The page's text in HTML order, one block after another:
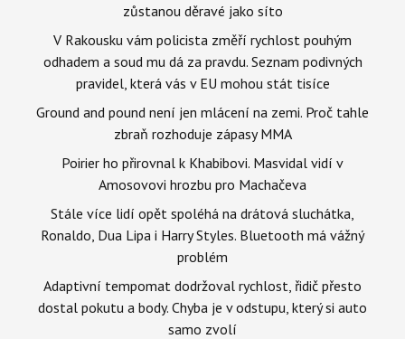
zůstanou děravé jako síto
V Rakousku vám policista změří rychlost pouhým
odhadem a soud mu dá za pravdu. Seznam podivných
pravidel, která vás v EU mohou stát tisíce
Ground and pound není jen mlácení na zemi. Proč tahle
zbraň rozhoduje zápasy MMA
Poirier ho přirovnal k Khabibovi. Masvidal vidí v
Amosovovi hrozbu pro Machačeva
Stále více lidí opět spoléhá na drátová sluchátka,
Ronaldo, Dua Lipa i Harry Styles. Bluetooth má vážný
problém
Adaptivní tempomat dodržoval rychlost, řidič přesto
dostal pokutu a body. Chyba je v odstupu, který si auto
samo zvolí